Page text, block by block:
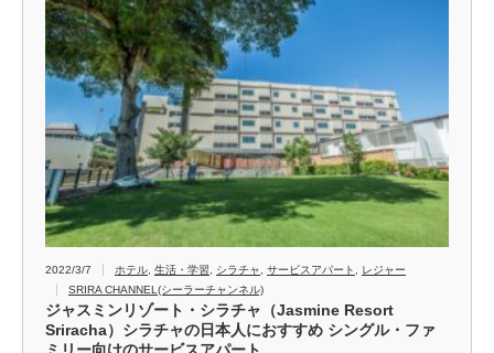
2022/3/7 ホテル 生活・学習 シラチャ サービスアパート
レジャー
SRIRA CHANNEL(シーラーチャンネル)
ジャスミンリゾート・シラチャ（Jasmine Resort
Sriracha）シラチャの日本人におすすめ シングル・ファ
ミリー向けのサービスアパート